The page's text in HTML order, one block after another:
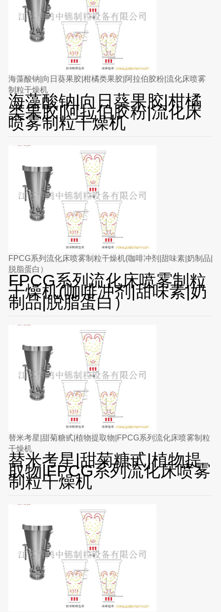
海藻酸钠|向日葵果胶|柑橘类果胶|阿拉伯胶粉|流化床喷雾
制粒干燥机
海藻酸钠|向日葵果胶|柑橘
类果胶|阿拉伯胶粉|流化床
喷雾制粒干燥机
FPCG系列流化床喷雾制粒干燥机(咖啡冲剂|甜味素|奶制品|
脱脂蛋白）
FPCG系列流化床喷雾制粒
干燥机(咖啡冲剂|甜味素|奶
制品|脱脂蛋白）
替米考星|甜菊糖甙|植物提取物|FPCG系列流化床喷雾制粒
干燥机
替米考星|甜菊糖甙|植物提
取物|FPCG系列流化床喷雾
制粒干燥机